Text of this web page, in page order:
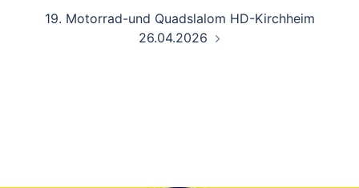
19. Motorrad-und Quadslalom HD-Kirchheim
26.04.2026